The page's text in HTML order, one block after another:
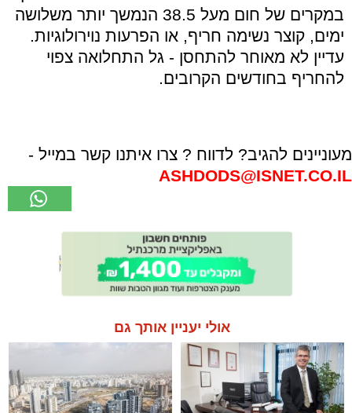
במקרים של חום מעל 38.5 הנמשך יותר משלושה
ימים, קוצר נשימה חריף, או הפרעות נוירולוגיות.
עדיין לא מאוחר להתחסן - גל התחלואה צפוי
להחריף בחודשים הקרובים.
מעוניינים להגיב? לדווח ? צרו איתנו קשר במייל -
ASHDODS@ISNET.CO.IL
אולי יעניין אותך גם